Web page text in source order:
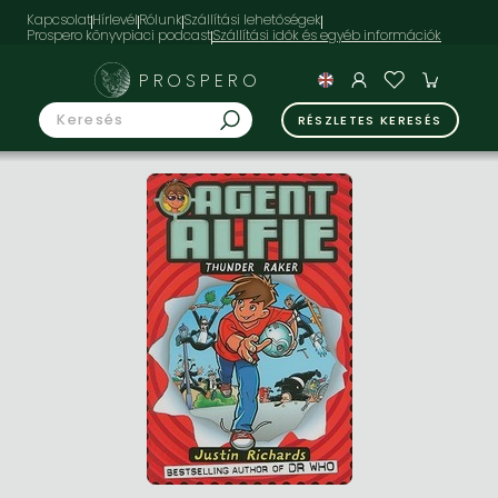
KapcsolatHírlevélRólunkSzállítási lehetőségek
Prospero könyvpiaci podcast
PROSPERO
RÉSZLETES KERESÉS